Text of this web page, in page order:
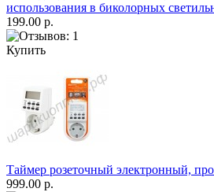
использования в биколорных
199.00 р.
Купить
Таймер розеточный электронный,
999.00 р.